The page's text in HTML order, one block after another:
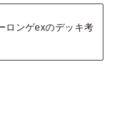
ロンゲexのデッキ考